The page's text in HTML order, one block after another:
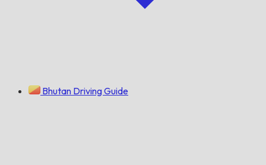
Bhutan Driving Guide